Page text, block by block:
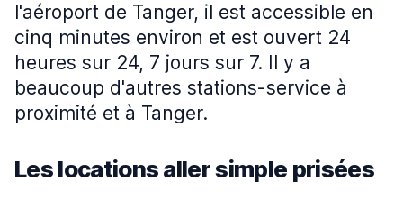
l'aéroport de Tanger, il est accessible en
cinq minutes environ et est ouvert 24
heures sur 24, 7 jours sur 7. Il y a
beaucoup d'autres stations-service à
proximité et à Tanger.
Les locations aller simple prisées